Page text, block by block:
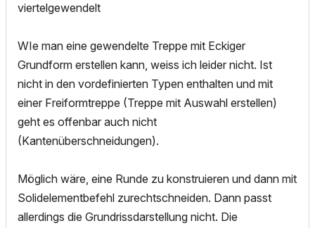
viertelgewendelt
WIe man eine gewendelte Treppe mit Eckiger
Grundform erstellen kann, weiss ich leider nicht. Ist
nicht in den vordefinierten Typen enthalten und mit
einer Freiformtreppe (Treppe mit Auswahl erstellen)
geht es offenbar auch nicht
(Kantenüberschneidungen).
Möglich wäre, eine Runde zu konstruieren und dann mit
Solidelementbefehl zurechtschneiden. Dann passt
allerdings die Grundrissdarstellung nicht. Die